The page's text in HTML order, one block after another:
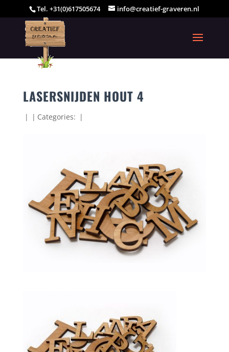
Tel. +31(0)617505674 info@creatief-graveren.nl
LASERSNIJDEN HOUT 4
| | Categories: |